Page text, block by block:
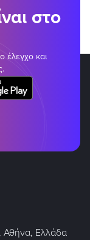
στο
έλεγχο και
Αθήνα, Ελλάδα